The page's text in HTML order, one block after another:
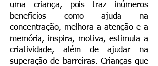
uma criança, pois traz inúmeros
benefícios como ajuda na
concentração, melhora a atenção e a
memória, inspira, motiva, estimula a
criatividade, além de ajudar na
superação de barreiras. Crianças que